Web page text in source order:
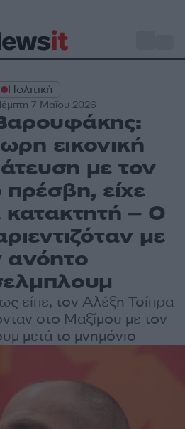
Πολιτική
7 Μαΐου 2026
εικονική
με τον
είχε
κατακτητή – Ο
με
ανόητο
είπε, τον Αλέξη Τσίπρα
στο Μαξίμου με τον
μετά το μνημόνιο